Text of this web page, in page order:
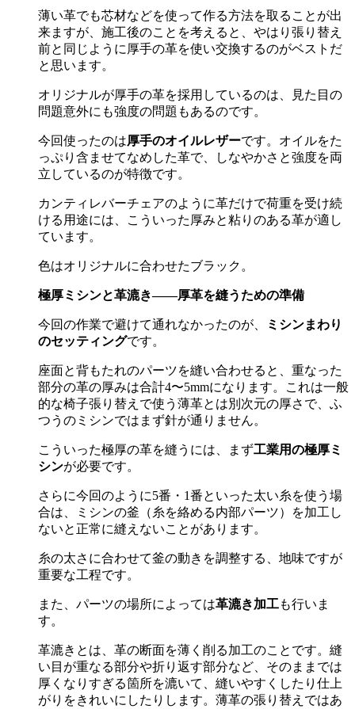
薄い革でも芯材などを使って作る方法を取ることが出
来ますが、施工後のことを考えると、やはり張り替え
前と同じように厚手の革を使い交換するのがベストだ
と思います。
オリジナルが厚手の革を採用しているのは、見た目の
問題意外にも強度の問題もあるのです。
今回使ったのは厚手のオイルレザーです。オイルをた
っぷり含ませてなめした革で、しなやかさと強度を両
立しているのが特徴です。
カンティレバーチェアのように革だけで荷重を受け続
ける用途には、こういった厚みと粘りのある革が適し
ています。
色はオリジナルに合わせたブラック。
極厚ミシンと革漉き——厚革を縫うための準備
今回の作業で避けて通れなかったのが、
ミシンまわり
のセッティングです。
座面と背もたれのパーツを縫い合わせると、重なった
部分の革の厚みは合計4〜5mmになります。これは一般
的な椅子張り替えで使う薄革とは別次元の厚さで、ふ
つうのミシンではまず針が通りません。
こういった極厚の革を縫うには、まず工業用の極厚ミ
シンが必要です。
さらに今回のように5番・ 1番といった太い糸を使う場
合は、ミシンの釜（糸を絡める内部パーツ）を加工し
ないと正常に縫えないことがあります。
糸の太さに合わせて釜の動きを調整する、地味ですが
重要な工程です。
また、パーツの場所によっては革漉き加工も行いま
す。
革漉きとは、革の断面を薄く削る加工のことです。縫
い目が重なる部分や折り返す部分など、そのままでは
厚くなりすぎる箇所を漉いて、縫いやすくしたり仕上
がりをきれいにしたりします。薄革の張り替えではあ